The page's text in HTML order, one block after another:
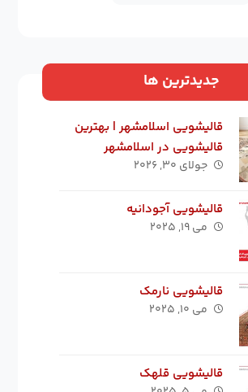
جدیدترین ها
قالیشویی اسلامشهر | بهترین
قالیشویی در اسلامشهر
جولای ۳۰, ۲۰۲۶
قالیشویی آجودانیه
می ۱۹, ۲۰۲۵
قالیشویی نارمک
می ۱۰, ۲۰۲۵
قالیشویی قلهک